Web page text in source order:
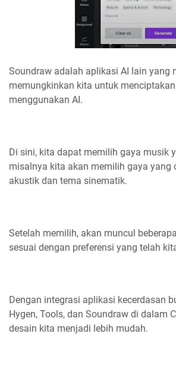
Soundraw adalah aplikasi AI lain yang
memungkinkan kita untuk
menggunakan AI.
Di sini, kita dapat memilih gaya musik
misalnya kita akan memilih gaya yang
akustik dan tema sinematik.
Setelah memilih, akan muncul
sesuai dengan preferensi yang telah
Dengan integrasi aplikasi kecerdasan
Hygen, Tools, dan Soundraw di dalam
desain kita menjadi lebih mudah.